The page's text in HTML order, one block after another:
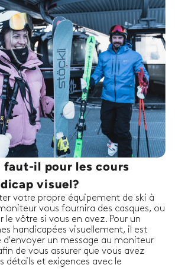
faut-il pour les cours
visuel?
votre propre équipement de ski à
vous fournira des casques, ou
le vôtre si vous en avez. Pour un
handicapées visuellement, il est
un message au moniteur
de vous assurer que vous avez
détails et exigences avec le